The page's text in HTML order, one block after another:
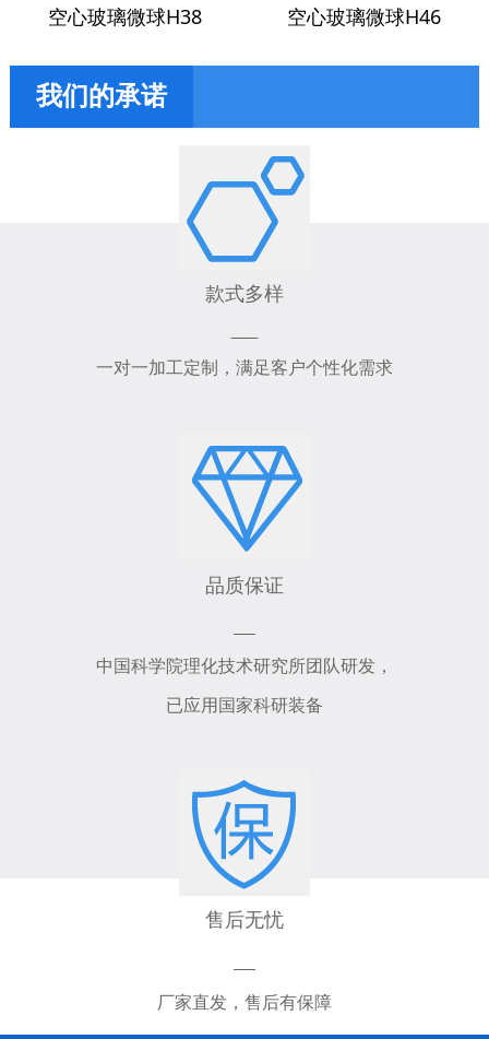
空心玻璃微球H38 空心玻璃微球H46
我们的承诺
款式多样
一对一加工定制，满足客户个性化需求
品质保证
中国科学院理化技术研究所团队研发，
已应用国家科研装备
售后无忧
厂家直发，售后有保障